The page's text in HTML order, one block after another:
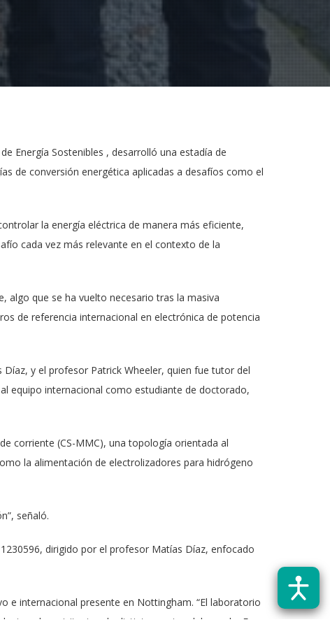
Energía Sostenibles , desarrolló una estadía de
de conversión energética aplicadas a desafíos como el
la energía eléctrica de manera más eficiente,
cada vez más relevante en el contexto de la
algo que se ha vuelto necesario tras la masiva
de referencia internacional en electrónica de potencia
y el profesor Patrick Wheeler, quien fue tutor del
equipo internacional como estudiante de doctorado,
corriente (CS-MMC), una topología orientada al
la alimentación de electrolizadores para hidrógeno
señaló.
dirigido por el profesor Matías Díaz, enfocado
e internacional presente en Nottingham. “El laboratorio
y visitantes de distintas partes del mundo. Ese